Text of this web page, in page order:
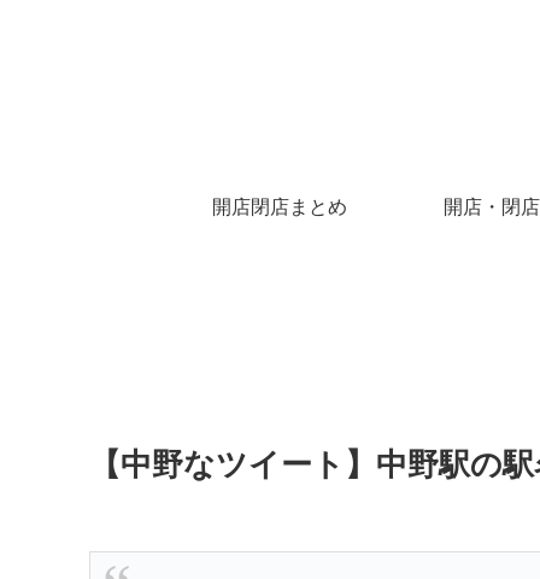
開店閉店まとめ 開店・閉店
【中野なツイート】中野駅の